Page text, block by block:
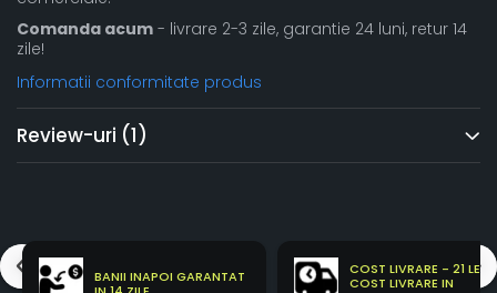
Comanda acum - livrare 2-3 zile, garantie 24 luni, retur 14
zile!
Informatii conformitate produs
Review-uri (1)
BANII INAPOI GARANTAT
COST LIVRARE - 21 LEI
COST LIVRARE IN